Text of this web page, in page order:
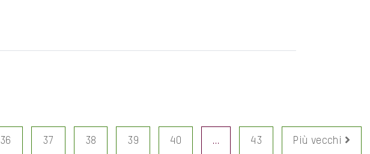
36 37 38 39 40 … 43 Più vecchi